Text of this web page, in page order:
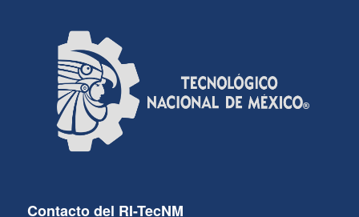
Contacto del RI-TecNM